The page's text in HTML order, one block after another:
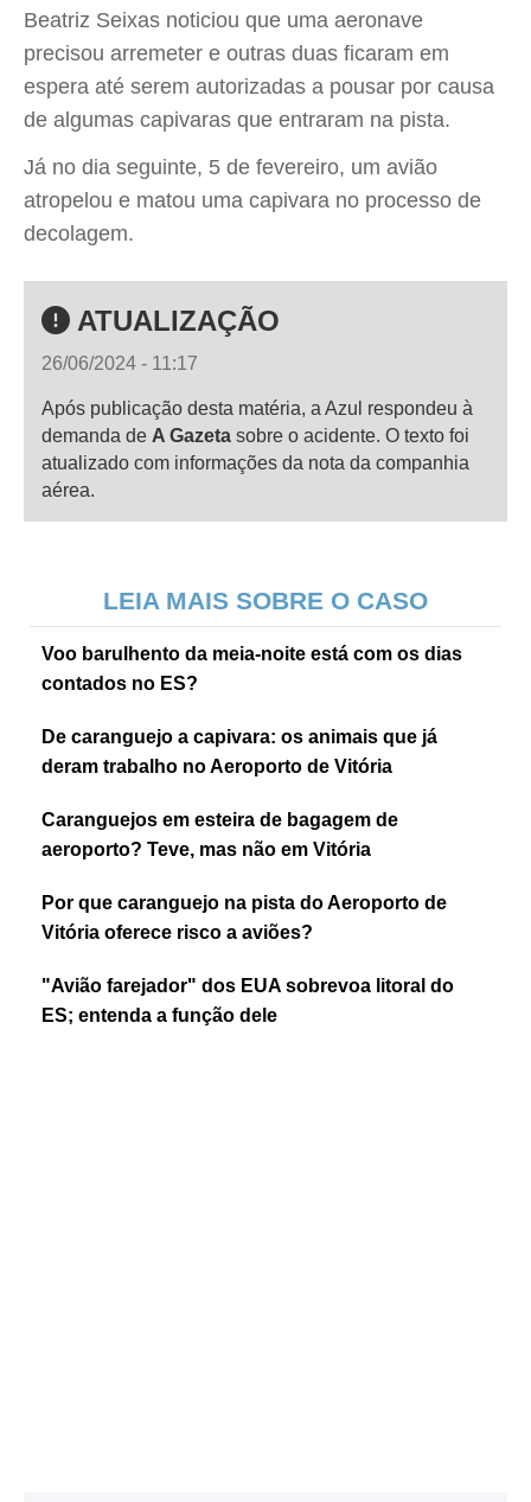
Beatriz Seixas noticiou que uma aeronave
precisou arremeter e outras duas ficaram em
espera até serem autorizadas a pousar por causa
de algumas capivaras que entraram na pista.
Já no dia seguinte, 5 de fevereiro, um avião
atropelou e matou uma capivara no processo de
decolagem.
ATUALIZAÇÃO
26/06/2024 - 11:17
Após publicação desta matéria, a Azul respondeu à
demanda de A Gazeta sobre o acidente. O texto foi
atualizado com informações da nota da companhia
aérea.
LEIA MAIS SOBRE O CASO
Voo barulhento da meia-noite está com os dias
contados no ES?
De caranguejo a capivara: os animais que já
deram trabalho no Aeroporto de Vitória
Caranguejos em esteira de bagagem de
aeroporto? Teve, mas não em Vitória
Por que caranguejo na pista do Aeroporto de
Vitória oferece risco a aviões?
"Avião farejador" dos EUA sobrevoa litoral do
ES; entenda a função dele